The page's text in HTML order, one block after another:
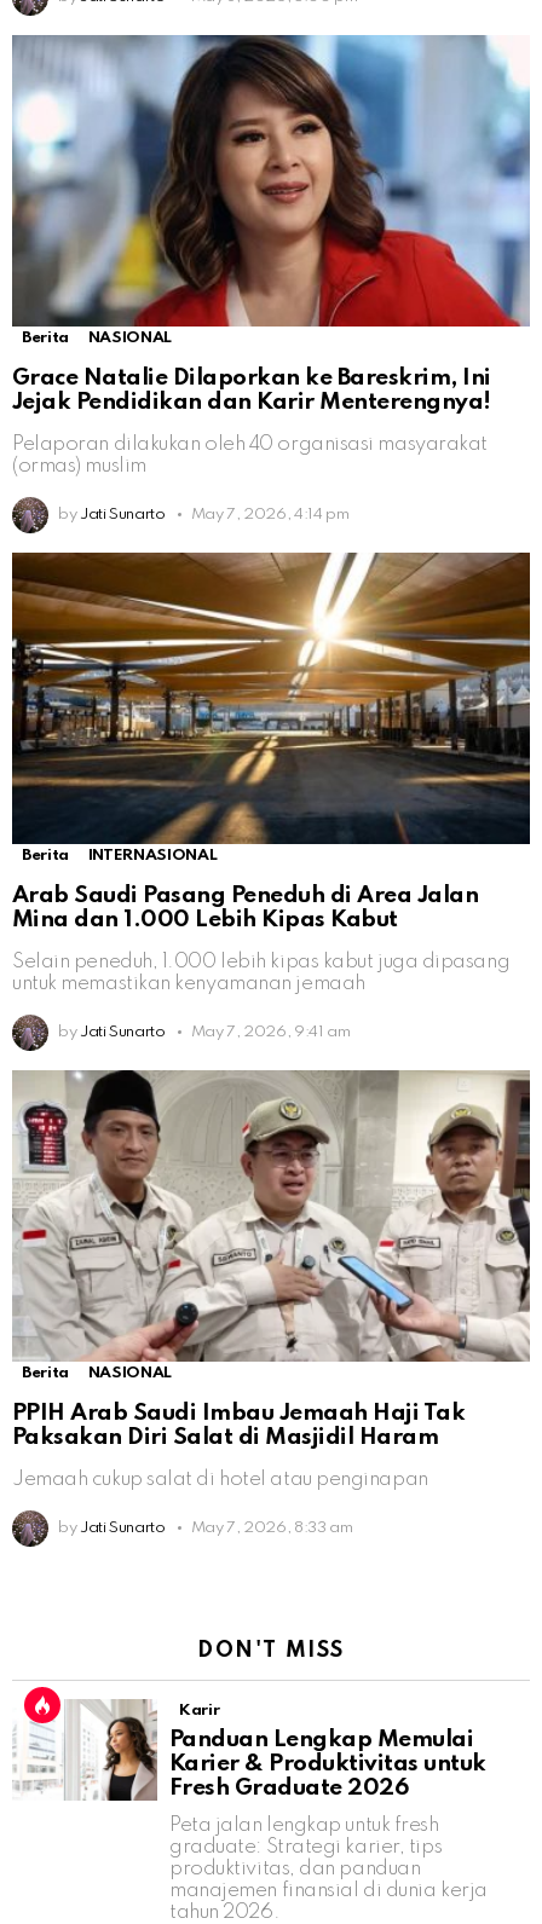
Berita NASIONAL
Grace Natalie Dilaporkan ke Bareskrim, Ini
Jejak Pendidikan dan Karir Menterengnya!
Pelaporan dilakukan oleh 40 organisasi masyarakat
(ormas) muslim
by Jati Sunarto May 7, 2026, 4:14 pm
Berita INTERNASIONAL
Arab Saudi Pasang Peneduh di Area Jalan
Mina dan 1.000 Lebih Kipas Kabut
Selain peneduh, 1.000 lebih kipas kabut juga dipasang
untuk memastikan kenyamanan jemaah
by Jati Sunarto May 7, 2026, 9:41 am
Berita NASIONAL
PPIH Arab Saudi Imbau Jemaah Haji Tak
Paksakan Diri Salat di Masjidil Haram
Jemaah cukup salat di hotel atau penginapan
by Jati Sunarto May 7, 2026, 8:33 am
DON'T MISS
Karir
Panduan Lengkap Memulai
Karier & Produktivitas untuk
Fresh Graduate 2026
Peta jalan lengkap untuk fresh
graduate: Strategi karier, tips
produktivitas, dan panduan
manajemen finansial di dunia kerja
tahun 2026.